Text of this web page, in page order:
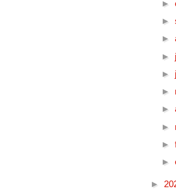
►
►
►
►
►
►
►
►
►
►
►